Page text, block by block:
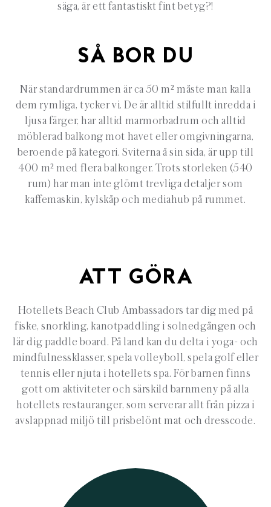
säga, är ett fantastiskt fint betyg?!
SÅ BOR DU
När standardrummen är ca 50 m² måste man kalla
dem rymliga, tycker vi. De är alltid stilfullt inredda i
ljusa färger, har alltid marmorbadrum och alltid
möblerad balkong mot havet eller omgivningarna,
beroende på kategori. Sviterna å sin sida, är upp till
400 m² med flera balkonger. Trots storleken (540
rum) har man inte glömt trevliga detaljer som
kaffemaskin, kylskåp och mediahub på rummet.
ATT GÖRA
Hotellets Beach Club Ambassadors tar dig med på
fiske, snorkling, kanotpaddling i solnedgången och
lär dig paddle board. På land kan du delta i yoga- och
mindfulnessklasser, spela volleyboll, spela golf eller
tennis eller njuta i hotellets spa. För barnen finns
gott om aktiviteter och särskild barnmeny på alla
hotellets restauranger, som serverar allt från pizza i
avslappnad miljö till prisbelönt mat och dresscode.